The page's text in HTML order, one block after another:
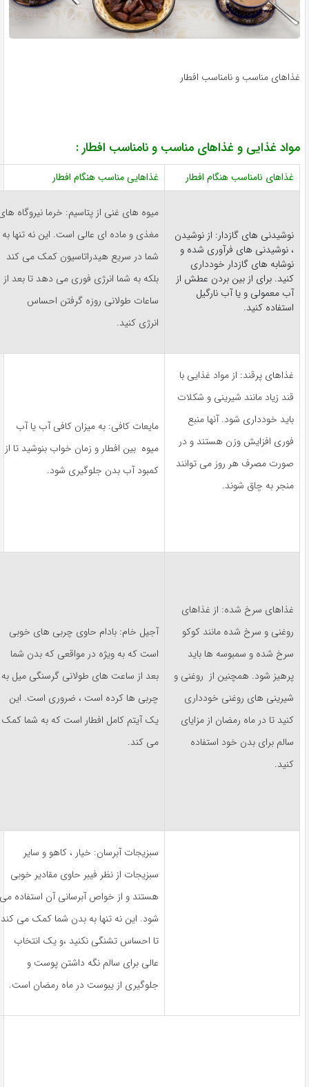
مناسب و نامناسب افطار
غذایی و غذاهای مناسب و نامناسب افطار :
غذاهای نامناسب هنگام افطار غذاهایی مناسب هنگام افطار
نوشیدنی های گازدار: از نوشیدن
، نوشیدنی های فرآوری شده و
نوشابه های گازدار خودداری
کنید. برای از بین بردن عطش از
آب معمولی و یا آب نارگیل
استفاده کنید.
میوه های غنی از پتاسیم: خرما نیروگاه های
مغذی و ماده ای عالی است. این نه تنها به
شما در سریع هیدراتاسیون کمک می کند
بلکه به شما انرژی فوری می دهد تا بعد از
ساعات طولانی روزه گرفتن احساس
انرژی کنید.
غذاهای پرقند: از مواد غذایی با
قند زیاد مانند شیرینی و شکلات
باید خودداری شود. آنها منبع
فوری افزایش وزن هستند و در
صورت مصرف هر روز می توانند
منجر به چاق شوند.
مایعات کافی: به میزان کافی آب یا آب
میوه بین افطار و زمان خواب بنوشید تا از
کمبود آب بدن جلوگیری شود.
غذاهای سرخ شده: از غذاهای
روغنی و سرخ شده مانند کوکو
سرخ شده و سمبوسه ها باید
پرهیز شود. همچنین از روغنی و
شیرینی های روغنی خودداری
کنید تا در ماه رمضان از مزایای
سالم برای بدن خود استفاده
کنید.
آجیل خام: بادام حاوی چربی های خوبی
است که به ویژه در مواقعی که بدن شما
بعد از ساعت های طولانی گرسنگی میل به
چربی ها کرده است ، ضروری است. این
یک آیتم کامل افطار است که به شما کمک
می کند.
سبزیجات آبرسان: خیار ، کاهو و سایر
سبزیجات از نظر فیبر حاوی مقادیر خوبی
هستند و از خواص آبرسانی آن استفاده می
شود. این نه تنها به بدن شما کمک می کند
تا احساس تشنگی نکنید ،و یک انتخاب
عالی برای سالم نگه داشتن پوست و
جلوگیری از یبوست در ماه رمضان است.